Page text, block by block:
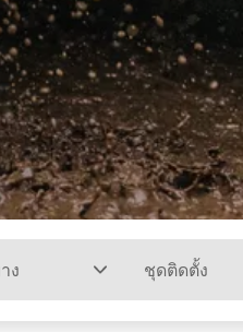
ง ชุดติดตั้ง